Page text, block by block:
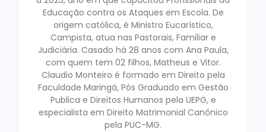
Educação contra os Ataques em Escola. De
origem católica, é Ministro Eucarístico,
Campista, atua nas Pastorais, Familiar e
Judiciária. Casado há 28 anos com Ana Paula,
com quem tem 02 filhos, Matheus e Vitor.
Claudio Monteiro é formado em Direito pela
Faculdade Maringá, Pós Graduado em Gestão
Publica e Direitos Humanos pela UEPG, e
especialista em Direito Matrimonial Canônico
pela PUC-MG.